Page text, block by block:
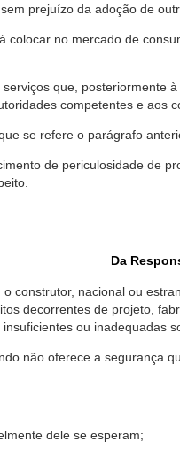
prejuízo da adoção de
colocar no mercado de
que, posteriormente
competentes e aos
se refere o parágrafo
de periculosidade de
Da
construtor, nacional ou
decorrentes de projeto,
ou inadequadas
não oferece a segurança
dele se esperam;